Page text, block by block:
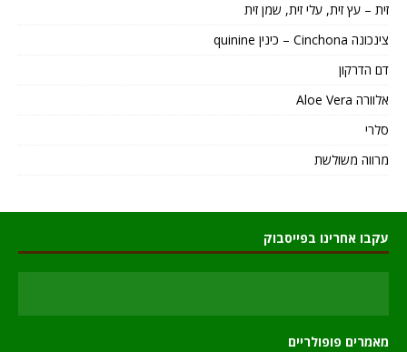
זית – עץ זית, עלי זית, שמן זית
צינכונה Cinchona – כינין quinine
דם הדרקון
אלוורה Aloe Vera
סלרי
מרווה משולשת
עקבו אחרינו בפייסבוק
מאמרים פופולריים